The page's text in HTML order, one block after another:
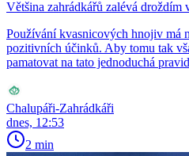
Většina zahrádkářů zalévá droždím
Používání kvasnicových hnojiv má
pozitivních účinků. Aby tomu tak
pamatovat na tato jednoduchá
Chalupáři-Zahrádkáři
dnes, 12:53
2 min